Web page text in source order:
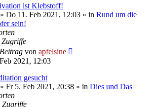
ist Klebstoff!
» Do 11. Feb 2021, 12:03 » in Rund um die
sein!
Zugriffe
von apfelsine
2021, 12:03
gesucht
» Fr 5. Feb 2021, 20:38 » in Dies und Das
Zugriffe